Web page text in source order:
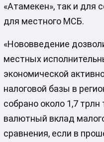
«Атамекен», так и для
для местного МСБ.
«Нововведение
местных
экономической
налоговой базы в
собрано около 1,7
валютный вклад
сравнения, если в